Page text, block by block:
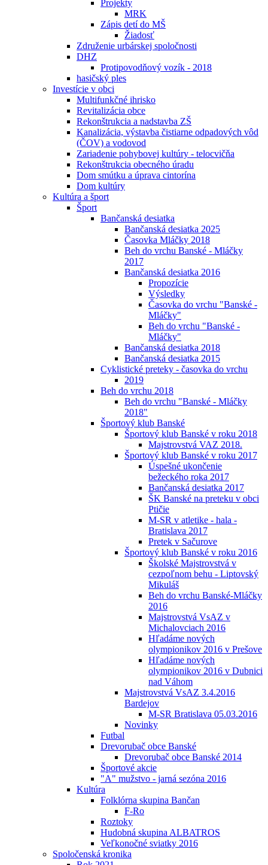
Projekty
MRK
Zápis detí do MŠ
Žiadosť
Združenie urbárskej spoločnosti
DHZ
Protipovodňový vozík - 2018
hasičský ples
Investície v obci
Multifunkčné ihrisko
Revitalizácia obce
Rekonštrukcia a nadstavba ZŠ
Kanalizácia, výstavba čistiarne odpadových vôd
(ČOV) a vodovod
Zariadenie pohybovej kultúry - telocvičňa
Rekonštrukcia obecného úradu
Dom smútku a úprava cintorína
Dom kultúry
Kultúra a šport
Šport
Bančanská desiatka
Bančanská desiatka 2025
Časovka Mláčky 2018
Beh do vrchu Banské - Mláčky
2017
Bančanská desiatka 2016
Propozície
Výsledky
Časovka do vrchu "Banské -
Mláčky"
Beh do vrchu "Banské -
Mláčky"
Bančanská desiatka 2018
Bančanská desiatka 2015
Cyklistické preteky - časovka do vrchu
2019
Beh do vrchu 2018
Beh do vrchu "Banské - Mláčky
2018"
Športový klub Banské
Športový klub Banské v roku 2018
Majstrovstvá VAZ 2018.
Športový klub Banské v roku 2017
Úspešné ukončenie
bežeckého roka 2017
Bančanská desiatka 2017
ŠK Banské na preteku v obci
Ptičie
M-SR v atletike - hala -
Bratislava 2017
Pretek v Sačurove
Športový klub Banské v roku 2016
Školské Majstrovstvá v
cezpoľnom behu - Liptovský
Mikuláš
Beh do vrchu Banské-Mláčky
2016
Majstrovstvá VsAZ v
Michalovciach 2016
Hľadáme nových
olympionikov 2016 v Prešove
Hľadáme nových
olympionikov 2016 v Dubnici
nad Váhom
Majstrovstvá VsAZ 3.4.2016
Bardejov
M-SR Bratislava 05.03.2016
Novinky
Futbal
Drevorubač obce Banské
Drevorubač obce Banské 2014
Športové akcie
"A" mužstvo - jarná sezóna 2016
Kultúra
Folklórna skupina Bančan
F-Ro
Roztoky
Hudobná skupina ALBATROS
Veľkonočné sviatky 2016
Spoločenská kronika